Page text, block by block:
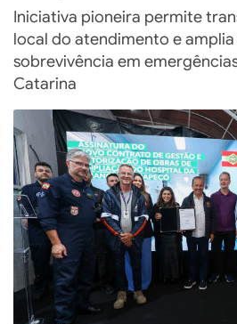
Iniciativa pioneira permite
local do atendimento e
sobrevivência em
Catarina